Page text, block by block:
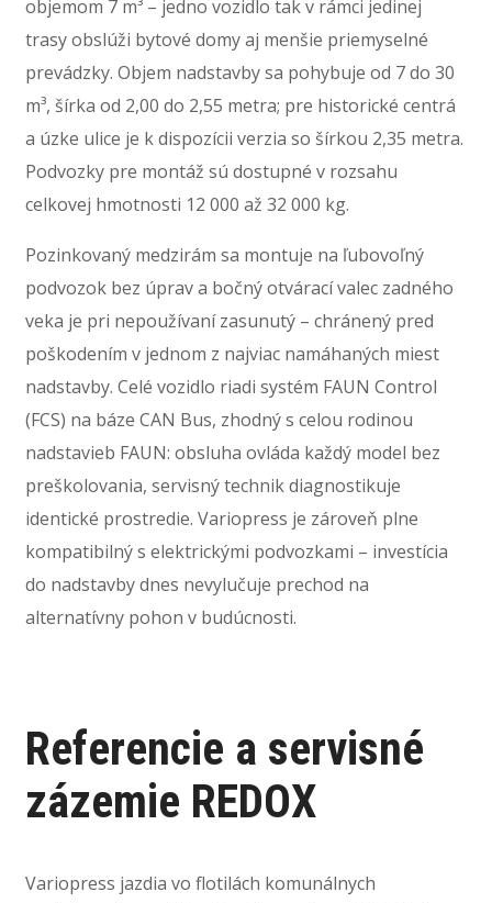
objemom 7 m³ – jedno vozidlo tak v rámci jedinej
trasy obslúži bytové domy aj menšie priemyselné
prevádzky. Objem nadstavby sa pohybuje od 7 do 30
m³, šírka od 2,00 do 2,55 metra; pre historické centrá
a úzke ulice je k dispozícii verzia so šírkou 2,35 metra.
Podvozky pre montáž sú dostupné v rozsahu
celkovej hmotnosti 12 000 až 32 000 kg.
Pozinkovaný medzirám sa montuje na ľubovoľný
podvozok bez úprav a bočný otvárací valec zadného
veka je pri nepoužívaní zasunutý – chránený pred
poškodením v jednom z najviac namáhaných miest
nadstavby. Celé vozidlo riadi systém FAUN Control
(FCS) na báze CAN Bus, zhodný s celou rodinou
nadstavieb FAUN: obsluha ovláda každý model bez
preškolovania, servisný technik diagnostikuje
identické prostredie. Variopress je zároveň plne
kompatibilný s elektrickými podvozkami – investícia
do nadstavby dnes nevylučuje prechod na
alternatívny pohon v budúcnosti.
Referencie a servisné
zázemie REDOX
Variopress jazdia vo flotilách komunálnych